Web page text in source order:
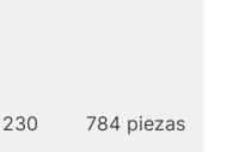
784 piezas